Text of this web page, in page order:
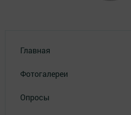
Главная
Фотогалереи
Опросы